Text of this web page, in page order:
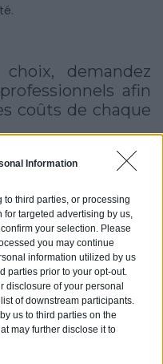
Information
to third parties, or processing
targeted advertising by us,
your selection. Please
you may continue
information utilized by us
parties prior to your opt-out.
disclosure of your personal
of downstream participants.
us to third parties on the
may further disclose it to
demandez
afin
coûts de chaque
sécurité dans
un certain confort